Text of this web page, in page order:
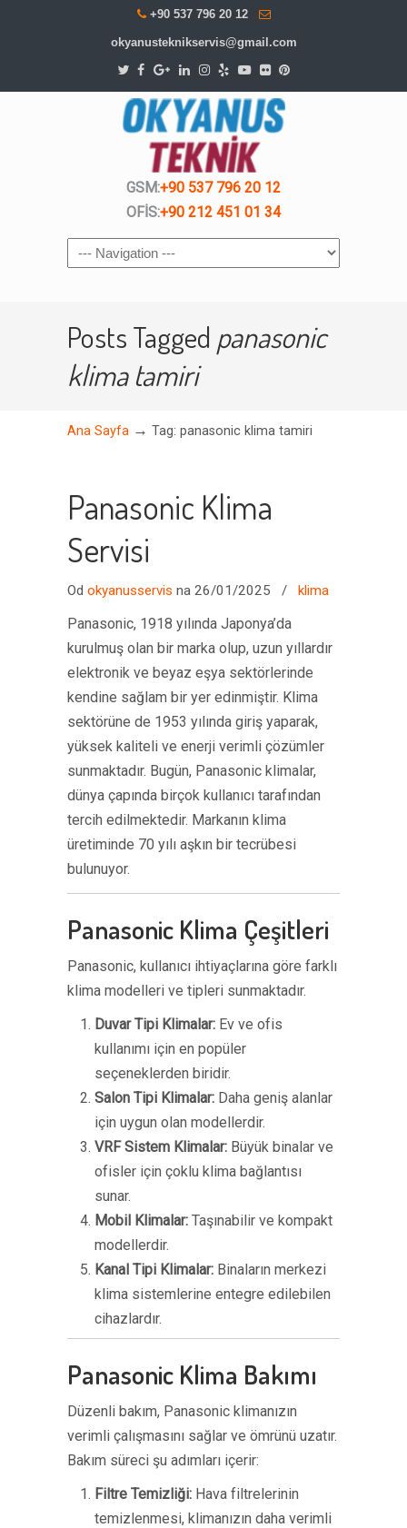
+90 537 796 20 12
okyanusteknikservis@gmail.com
GSM:+90 537 796 20 12
OFİS:+90 212 451 01 34
Navigation
Posts Tagged panasonic
klima tamiri
Ana Sayfa → Tag: panasonic klima tamiri
Panasonic Klima
Servisi
Od okyanusservis na 26/01/2025 / klima
Panasonic, 1918 yılında Japonya’da
kurulmuş olan bir marka olup, uzun yıllardır
elektronik ve beyaz eşya sektörlerinde
kendine sağlam bir yer edinmiştir. Klima
sektörüne de 1953 yılında giriş yaparak,
yüksek kaliteli ve enerji verimli çözümler
sunmaktadır. Bugün, Panasonic klimalar,
dünya çapında birçok kullanıcı tarafından
tercih edilmektedir. Markanın klima
üretiminde 70 yılı aşkın bir tecrübesi
bulunuyor.
Panasonic Klima Çeşitleri
Panasonic, kullanıcı ihtiyaçlarına göre farklı
klima modelleri ve tipleri sunmaktadır.
Duvar Tipi Klimalar: Ev ve ofis
kullanımı için en popüler
seçeneklerden biridir.
Salon Tipi Klimalar: Daha geniş alanlar
için uygun olan modellerdir.
VRF Sistem Klimalar: Büyük binalar ve
ofisler için çoklu klima bağlantısı
sunar.
Mobil Klimalar: Taşınabilir ve kompakt
modellerdir.
Kanal Tipi Klimalar: Binaların merkezi
klima sistemlerine entegre edilebilen
cihazlardır.
Panasonic Klima Bakımı
Düzenli bakım, Panasonic klimanızın
verimli çalışmasını sağlar ve ömrünü uzatır.
Bakım süreci şu adımları içerir:
Filtre Temizliği: Hava filtrelerinin
temizlenmesi, klimanızın daha verimli